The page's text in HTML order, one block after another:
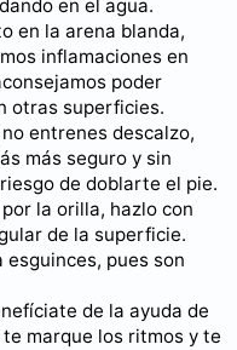
en el agua.
en la arena blanda,
inflamaciones en
poder
otras superficies.
entrenes descalzo,
más seguro y sin
de doblarte el pie.
la orilla, hazlo con
de la superficie.
pues son
de la ayuda de
marque los ritmos y te